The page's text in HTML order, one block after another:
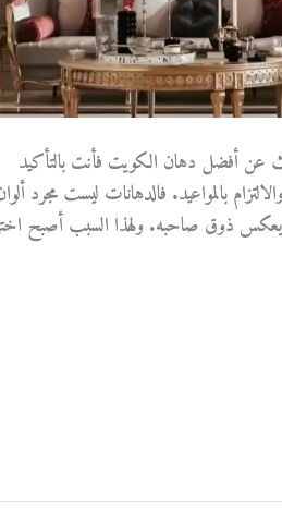
عن أفضل دهان الكويت فأنت بالتأكيد
بالمواعيد. فالدهانات ليست مجرد
ذوق صاحبه. ولهذا السبب أصبح